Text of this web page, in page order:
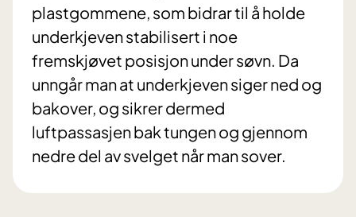
plastgommene, som bidrar til å holde
underkjeven stabilisert i noe
fremskjøvet posisjon under søvn. Da
unngår man at underkjeven siger ned og
bakover, og sikrer dermed
luftpassasjen bak tungen og gjennom
nedre del av svelget når man sover.